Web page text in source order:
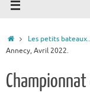
AccueilLes petits
Annecy, Avril 2022.
Championnat